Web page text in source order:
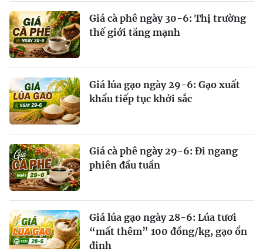
Giá cà phê ngày 30-6: Thị trường
thế giới tăng mạnh
Giá lúa gạo ngày 29-6: Gạo xuất
khẩu tiếp tục khởi sắc
Giá cà phê ngày 29-6: Đi ngang
phiên đầu tuần
Giá lúa gạo ngày 28-6: Lúa tươi
“mất thêm” 100 đồng/kg, gạo ổn
định